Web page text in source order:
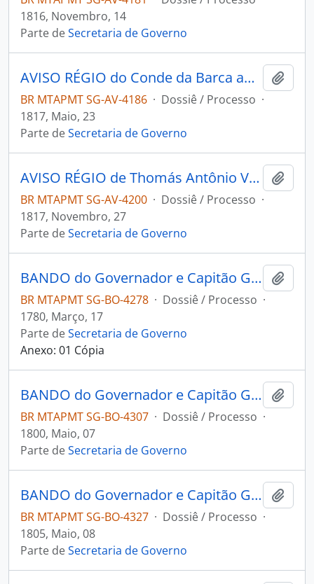
1816, Novembro, 14
Parte deSecretaria de Governo
AVISO RÉGIO do Conde da Barca ao [Governador e Capitão General da Capitania de Mato Grosso] João Carlos Augusto de Oeynhausen e Gravemberg.
BR MTAPMT SG-AV-4186 · Dossiê / Processo ·
1817, Maio, 23
Parte deSecretaria de Governo
AVISO RÉGIO de Thomás Antônio Villanova Portugal ao [Governador e Capitão General da Capitania de Mato Grosso] João Carlos Augusto de Oeynhausen e Gravemberg.
BR MTAPMT SG-AV-4200 · Dossiê / Processo ·
1817, Novembro, 27
Parte deSecretaria de Governo
BANDO do Governador e Capitão General da Capitania de Mato Grosso Luiz de Albuquerque de Melo Pereira e Cáceres.
BR MTAPMT SG-BO-4278 · Dossiê / Processo ·
1780, Março, 17
Parte deSecretaria de Governo
Anexo: 01 Cópia
BANDO do Governador e Capitão General da Capitania de Mato Grosso Caetano Pinto de Miranda e Montenegro.
BR MTAPMT SG-BO-4307 · Dossiê / Processo ·
1800, Maio, 07
Parte deSecretaria de Governo
BANDO do Governador e Capitão General da Capitania de Mato Grosso Manoel Carlos de Abreu de Menezes.
BR MTAPMT SG-BO-4327 · Dossiê / Processo ·
1805, Maio, 08
Parte deSecretaria de Governo